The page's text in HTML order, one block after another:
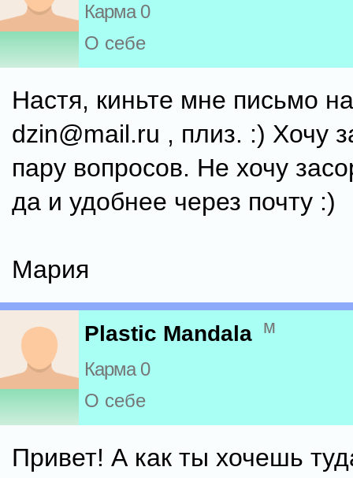
Карма 0
О себе
Настя, киньте мне письмо
dzin@mail.ru , плиз. :) Хочу
пару вопросов. Не хочу
да и удобнее через почту :)
Мария
Plastic Mandala м
Карма 0
О себе
Привет! А как ты хочешь